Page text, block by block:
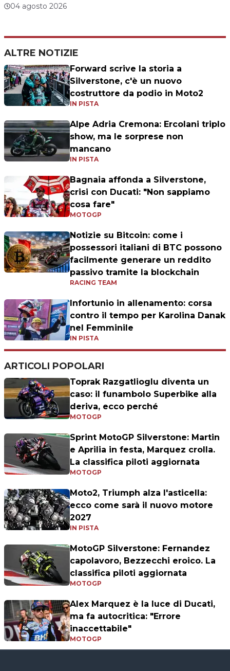
04 agosto 2026
ALTRE NOTIZIE
Forward scrive la storia a
Silverstone, c'è un nuovo
costruttore da podio in Moto2
IN PISTA
Alpe Adria Cremona: Ercolani triplo
show, ma le sorprese non
mancano
IN PISTA
Bagnaia affonda a Silverstone,
crisi con Ducati: "Non sappiamo
cosa fare"
MOTOGP
Notizie su Bitcoin: come i
possessori italiani di BTC possono
facilmente generare un reddito
passivo tramite la blockchain
RACING TEAM
Infortunio in allenamento: corsa
contro il tempo per Karolina Danak
nel Femminile
IN PISTA
ARTICOLI POPOLARI
Toprak Razgatlioglu diventa un
caso: il funambolo Superbike alla
deriva, ecco perché
MOTOGP
Sprint MotoGP Silverstone: Martin
e Aprilia in festa, Marquez crolla.
La classifica piloti aggiornata
MOTOGP
Moto2, Triumph alza l'asticella:
ecco come sarà il nuovo motore
2027
IN PISTA
MotoGP Silverstone: Fernandez
capolavoro, Bezzecchi eroico. La
classifica piloti aggiornata
MOTOGP
Alex Marquez è la luce di Ducati,
ma fa autocritica: "Errore
inaccettabile"
MOTOGP